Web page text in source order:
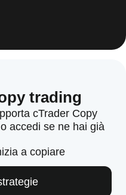
trading
cTrader Copy
accedi se ne hai già
a copiare